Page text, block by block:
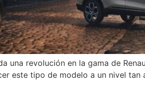
una revolución en la gama de
este tipo de modelo a un nivel tan